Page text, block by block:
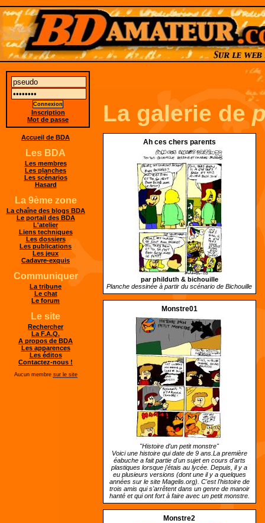
La galerie de
Ah ces chers parents
par philduth & bichouille
Planche dessinée à partir du scénario de Bichouille
Monstre01
"Histoire d'un petit monstre"
Voici une histoire qui date de 9 ans.La première
éabuche a fait partie d'un sujet en cours d'arts
plastiques lorsque j'étais au lycée. Depuis, il y a
eu plusieurs versions (dont une il y a quelques
années sur le site Magelis.org). C'est l'histoire de
trois amis qui s'arrêtent dans un genre de manoir
hanté et qui ont fort à faire avec un petit monstre.
Monstre2
Inscription
Mot de passe
Accueil de BDA
Les BDA
Les membres
Les planches
Les scénarios
Hasard
La 9ème zone
La chaîne des blogs BDA
Le portail des BDA
L'atelier
Liens techniques
Les dossiers
Les publications
Les jeux
Cadavre-exquis
Communiquer
La tribune
Le chat
Le forum
Le site
Rechercher
La F.A.Q.
A propos de BDA
Les apparences
Les éditos
Contactez-nous !
Aucun membre sur le site